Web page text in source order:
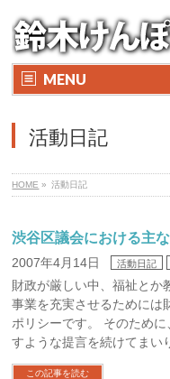
MENU
活動日記
HOME » 活動日記
渋谷区議会における主
2007年4月14日 活動日記
財政が厳しい中、福祉とか
事業を充実させるために
ポリシーです。 そのため
すような提言を続けてまい
この記事を読む